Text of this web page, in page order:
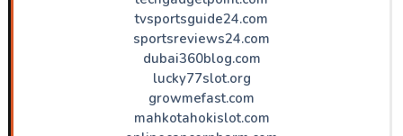
tvsportsguide24.com
sportsreviews24.com
dubai360blog.com
lucky77slot.org
growmefast.com
mahkotahokislot.com